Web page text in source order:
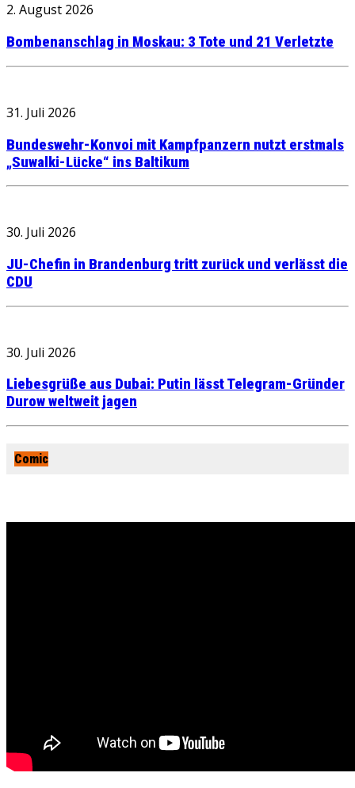
2. August 2026
Bombenanschlag in Moskau: 3 Tote und 21 Verletzte
31. Juli 2026
Bundeswehr-Konvoi mit Kampfpanzern nutzt erstmals
„Suwalki-Lücke“ ins Baltikum
30. Juli 2026
JU-Chefin in Brandenburg tritt zurück und verlässt die
CDU
30. Juli 2026
Liebesgrüße aus Dubai: Putin lässt Telegram-Gründer
Durow weltweit jagen
Comic